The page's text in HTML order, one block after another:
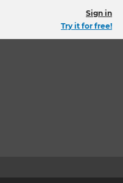
Sign in
Try it for free!